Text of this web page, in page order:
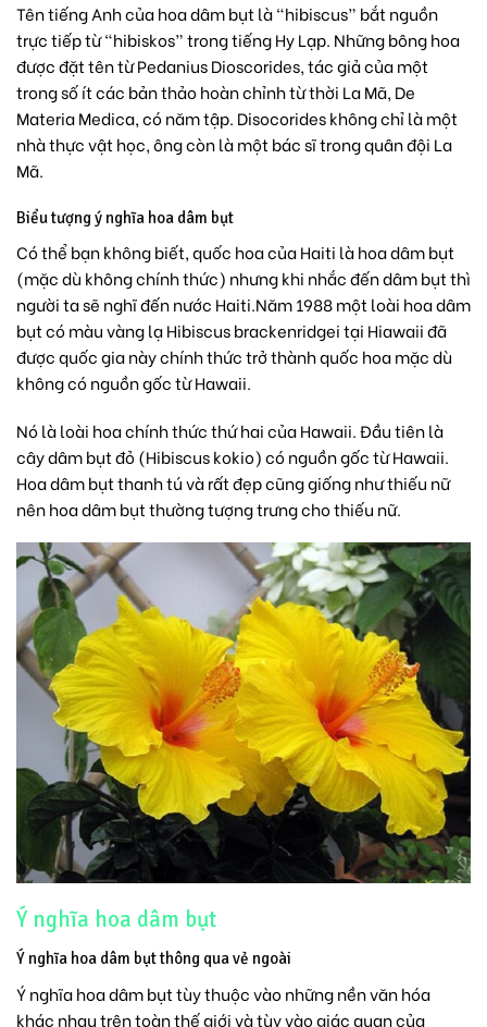
Tên tiếng Anh của hoa dâm bụt là “hibiscus” bắt nguồn
trực tiếp từ “hibiskos” trong tiếng Hy Lạp. Những bông hoa
được đặt tên từ Pedanius Dioscorides, tác giả của một
trong số ít các bản thảo hoàn chỉnh từ thời La Mã, De
Materia Medica, có năm tập. Disocorides không chỉ là một
nhà thực vật học, ông còn là một bác sĩ trong quân đội La
Mã.
Biểu tượng ý nghĩa hoa dâm bụt
Có thể bạn không biết, quốc hoa của Haiti là hoa dâm bụt
(mặc dù không chính thức) nhưng khi nhắc đến dâm bụt thì
người ta sẽ nghĩ đến nước Haiti.Năm 1988 một loài hoa dâm
bụt có màu vàng lạ Hibiscus brackenridgei tại Hiawaii đã
được quốc gia này chính thức trở thành quốc hoa mặc dù
không có nguồn gốc từ Hawaii.
Nó là loài hoa chính thức thứ hai của Hawaii. Đầu tiên là
cây dâm bụt đỏ (Hibiscus kokio) có nguồn gốc từ Hawaii.
Hoa dâm bụt thanh tú và rất đẹp cũng giống như thiếu nữ
nên hoa dâm bụt thường tượng trưng cho thiếu nữ.
Ý nghĩa hoa dâm bụt
Ý nghĩa hoa dâm bụt thông qua vẻ ngoài
Ý nghĩa hoa dâm bụt tùy thuộc vào những nền văn hóa
khác nhau trên toàn thế giới và tùy vào giác quan của